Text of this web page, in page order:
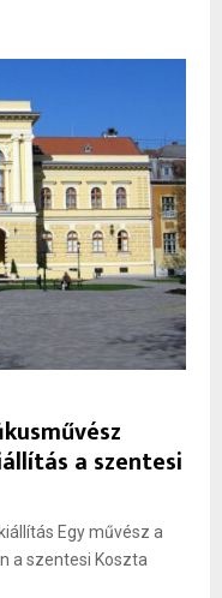
a szentesi
Egy művész a
a szentesi Koszta